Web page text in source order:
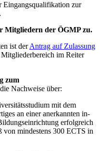
zur
Mitgliedern der ÖGMP zu.
ist derAntrag auf Zulassung
im Reiter
zum
Nachweise über:
mit dem
an einer anerkannten in-
erfolgreich
von mindestens 300 ECTS in